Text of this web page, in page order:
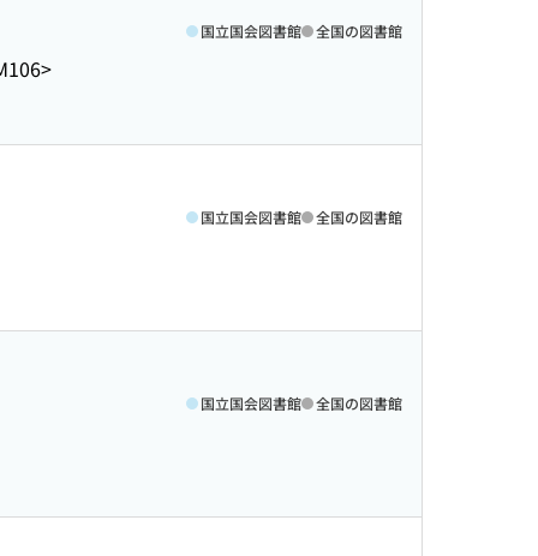
国立国会図書館 全国の図書館
国立国会図書館 全国の図書館
国立国会図書館 全国の図書館